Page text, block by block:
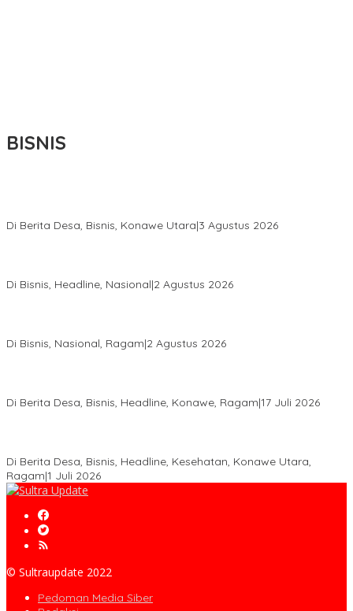
BISNIS
Di Berita Desa, Bisnis, Konawe Utara|3 Agustus 2026
Di Bisnis, Headline, Nasional|2 Agustus 2026
Di Bisnis, Nasional, Ragam|2 Agustus 2026
Di Berita Desa, Bisnis, Headline, Konawe, Ragam|17 Juli 2026
Di Berita Desa, Bisnis, Headline, Kesehatan, Konawe Utara,
Ragam|1 Juli 2026
© Sultraupdate 2022
Pedoman Media Siber